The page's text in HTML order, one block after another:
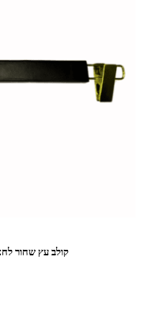
קולב עץ שחור